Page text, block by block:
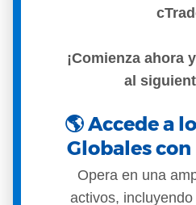
¡Comienza ahora
al
🌎 Accede a
Globales
Opera en una
activos,